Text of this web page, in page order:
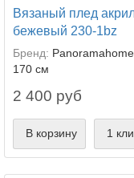
Вязаный плед
бежевый 230-1bz
Бренд: Panoramahome
170 см
2 400 руб
В корзину 1